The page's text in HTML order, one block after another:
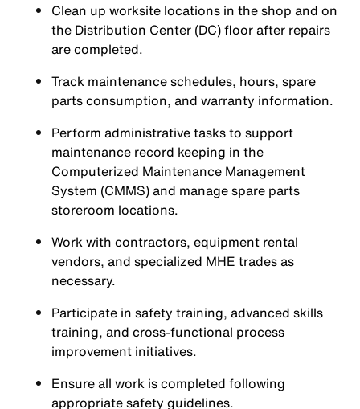
Clean up worksite locations in the shop and on
the Distribution Center (DC) floor after repairs
are completed.
Track maintenance schedules, hours, spare
parts consumption, and warranty information.
Perform administrative tasks to support
maintenance record keeping in the
Computerized Maintenance Management
System (CMMS) and manage spare parts
storeroom locations.
Work with contractors, equipment rental
vendors, and specialized MHE trades as
necessary.
Participate in safety training, advanced skills
training, and cross-functional process
improvement initiatives.
Ensure all work is completed following
appropriate safety guidelines.